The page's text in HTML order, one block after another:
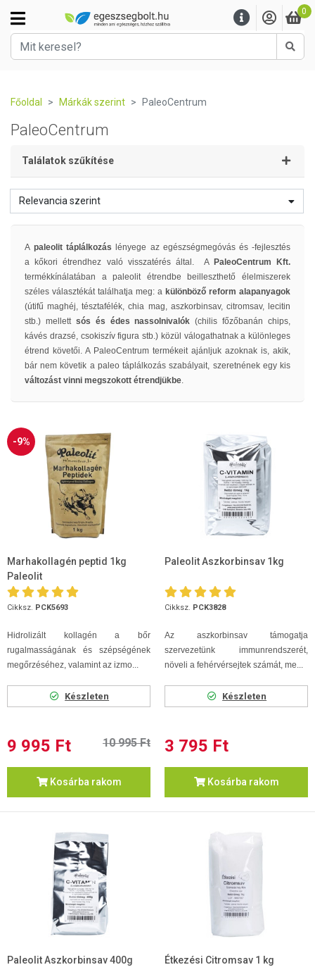
0
Főoldal Márkák szerint PaleoCentrum
PaleoCentrum
Találatok szűkítése
Relevancia szerint
Apaleolit táplálkozás
lényege az egészségmegóvás és -fejlesztés
a kőkori étrendhez való visszatérés által. A PaleoCentrum Kft.
termékkínálatában a paleolit étrendbe beilleszthető élelmiszerek
széles választékát találhatja meg: a különböző reform alapanyagok
(útifű maghéj, tésztafélék, chia mag, aszkorbinsav, citromsav, lecitin
stb.) mellett sós és édes nassolnivalók(chilis főzőbanán chips,
kávés drazsé, csokiszív figura stb.) közül válogathatnak a különleges
étrend követői. A PaleoCentrum termékeit ajánljuk azoknak is, akik,
bár nem követik a paleo táplálkozás szabályait, szeretnének egy kis
változást vinni megszokott étrendjükbe.
-9%
Marhakollagén peptid 1kg
Paleolit
Cikksz. PCK5693
Hidrolizált kollagén a bőr
rugalmasságának és szépségének
megőrzéséhez, valamint az izmo...
Készleten
9 995 Ft 10 995 Ft
Kosárba rakom
Paleolit Aszkorbinsav 1kg
Cikksz. PCK3828
Az aszkorbinsav támogatja
szervezetünk immunrendszerét,
növeli a fehérvérsejtek számát, me...
Készleten
3 795 Ft
Kosárba rakom
Paleolit Aszkorbinsav 400g Étkezési Citromsav 1 kg